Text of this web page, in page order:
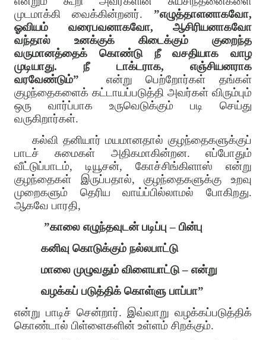
முடமாக்கி வைக்கின்றனர். ”எழுத்தாளனாகவோ,
ஓவியம் வரைபவனாகவோ, ஆசிரியனாகவோ
வந்தால் உனக்குக் கிடைக்கும் குறைந்த
வருமானத்தைக் கொண்டு நீ வசதியாக வாழ
முடியாது. நீ டாக்டராக, எஞ்சியனராக
வரவேண்டும்”
என்று பெற்றோர்கள் தங்கள்
குழந்தைகளைக் கட்டாயப்படுத்தி அவர்கள் விரும்பும்
ஒரு வார்ப்பாக உருவெடுக்கும் படி செய்து
வருகிறார்கள்.
கல்வி தனியார் மயமானதால் குழந்தைகளுக்குப்
பாடச் சுமைகள் அதிகமாகின்றன. எப்போதும்
வீட்டுப்பாடம், டியூசன், கோச்சிங்கிளாஸ் என்று
குழந்தைகள் இருப்பதால், குழந்தைகளுக்கு உறவு
முறைகளும் தெரிய வாய்ப்பில்லாமல் போகிறது.
ஆகவே பாரதி,
”காலை எழுந்தவுடன் படிப்பு – பின்பு
கனிவு கொடுக்கும் நல்லபாட்டு
மாலை முழுவதும் விளையாட்டு – என்று
வழக்கப் படுத்திக் கொள்ளு பாப்பா”
என்று பாடிச் சென்றார். இவ்வாறு வழக்கப்படுத்திக்
கொண்டால் பிள்ளைகளின் உள்ளம் சிறக்கும்.